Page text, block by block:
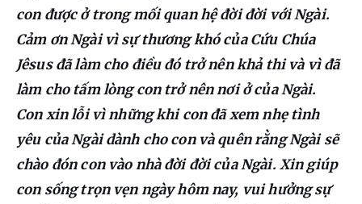
con được ở trong mối quan hệ đời đời với Ngài.
Cảm ơn Ngài vì sự thương khó của Cứu Chúa
Jêsus đã làm cho điều đó trở nên khả thi và vì đã
làm cho tấm lòng con trở nên nơi ở của Ngài.
Con xin lỗi vì những khi con đã xem nhẹ tình
yêu của Ngài dành cho con và quên rằng Ngài sẽ
chào đón con vào nhà đời đời của Ngài. Xin giúp
con sống trọn vẹn ngày hôm nay, vui hưởng sự